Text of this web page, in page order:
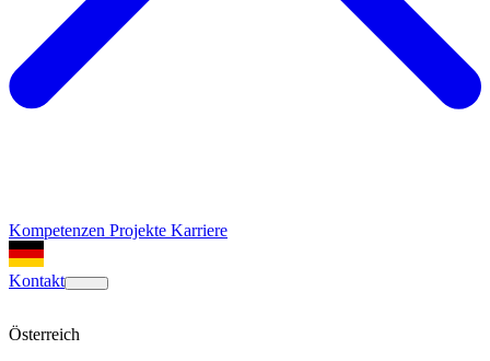
Kompetenzen Projekte Karriere
Kontakt
Österreich